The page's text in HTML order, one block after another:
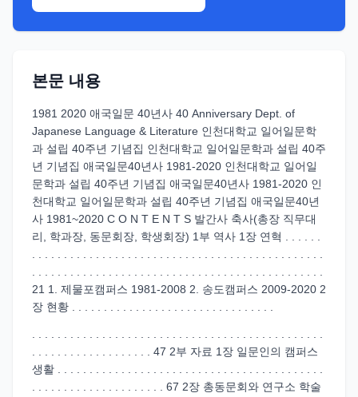
본문 내용
1981 2020 애국일문 40년사 40 Anniversary Dept. of
Japanese Language & Literature 인천대학교 일어일문학
과 설립 40주년 기념집 인천대학교 일어일문학과 설립 40주
년 기념집 애국일문40년사 1981-2020 인천대학교 일어일
문학과 설립 40주년 기념집 애국일문40년사 1981-2020 인
천대학교 일어일문학과 설립 40주년 기념집 애국일문40년
사 1981~2020 C O N T E N T S 발간사 축사(총장 직무대
리, 학과장, 동문회장, 학생회장) 1부 역사 1장 연혁 . . . . . .
21 1. 제물포캠퍼스 1981-2008 2. 송도캠퍼스 2009-2020 2
장 현황 . . . . . . . . . . . . . . . . . . . . . . . . . . . . . . . .
. . . . . . . . . . . . . . . . . . . 47 2부 자료 1장 일문인의 캠퍼스
생활 . . . . . . . . . . . . . . . . . . . . . . . . . . . . . . . . . . . . . . . . . .
. . . . . . . . . . . . . . . . . . . . . 67 2장 총동문회와 연구소 학술